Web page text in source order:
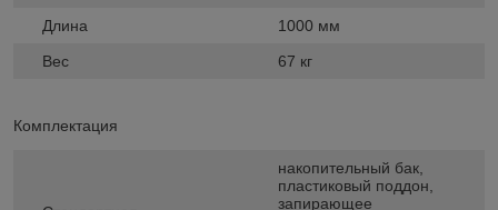
Длина
1000 мм
Вес
67 кг
Комплектация
накопительный бак,
пластиковый поддон,
запирающее